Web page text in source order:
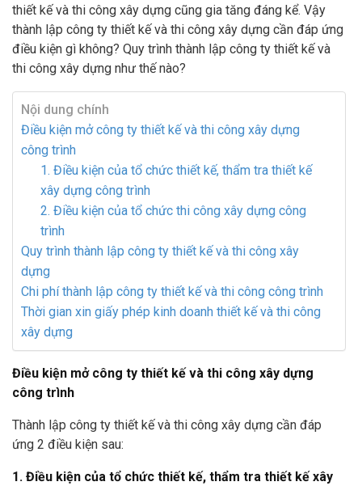
thiết kế và thi công xây dựng cũng gia tăng đáng kể. Vậy
thành lập công ty thiết kế và thi công xây dựng cần đáp ứng
điều kiện gì không? Quy trình thành lập công ty thiết kế và
thi công xây dựng như thế nào?
Nội dung chính
Điều kiện mở công ty thiết kế và thi công xây dựng
công trình
1. Điều kiện của tổ chức thiết kế, thẩm tra thiết kế
xây dựng công trình
2. Điều kiện của tổ chức thi công xây dựng công
trình
Quy trình thành lập công ty thiết kế và thi công xây
dựng
Chi phí thành lập công ty thiết kế và thi công công trình
Thời gian xin giấy phép kinh doanh thiết kế và thi công
xây dựng
Điều kiện mở công ty thiết kế và thi công xây dựng
công trình
Thành lập công ty thiết kế và thi công xây dựng cần đáp
ứng 2 điều kiện sau:
1. Điều kiện của tổ chức thiết kế, thẩm tra thiết kế xây